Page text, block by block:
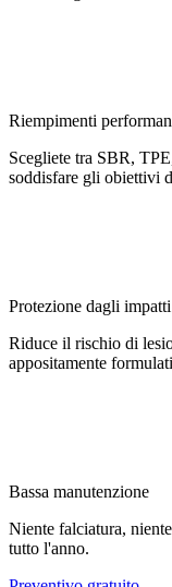
Riempimenti
Scegliete tra SBR,
soddisfare gli obiettivi
Protezione dagli impatti
Riduce il rischio di
appositamente
Bassa manutenzione
Niente falciatura,
tutto l'anno.